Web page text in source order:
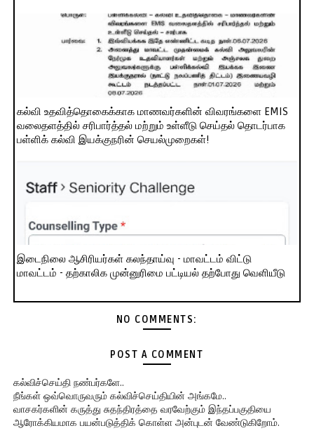
கல்வி உதவித்தொகைக்காக மாணவர்களின் விவரங்களை EMIS
வலைதளத்தில் சரிபார்த்தல் மற்றும் உள்ளீடு செய்தல் தொடர்பாக
பள்ளிக் கல்வி இயக்குநரின் செயல்முறைகள்!
இடைநிலை ஆசிரியர்கள் கலந்தாய்வு - மாவட்டம் விட்டு
மாவட்டம் - தற்காலிக முன்னுரிமை பட்டியல் தற்போது வெளியீடு
NO COMMENTS:
POST A COMMENT
கல்விச்செய்தி நண்பர்களே..
நீங்கள் ஒவ்வொருவரும் கல்விச்செய்தியின் அங்கமே..
வாசகர்களின் கருத்து சுதந்திரத்தை வரவேற்கும் இந்தப்பகுதியை
ஆரோக்கியமாக பயன்படுத்திக் கொள்ள அன்புடன் வேண்டுகிறோம்.